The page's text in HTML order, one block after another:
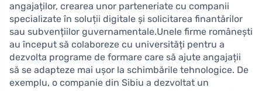
angajaților, crearea unor parteneriate cu companii
specializate în soluții digitale și solicitarea finantărilor
sau subvențiilor guvernamentale.Unele firme românești
au început să colaboreze cu universități pentru a
dezvolta programe de formare care să ajute angajații
să se adapteze mai ușor la schimbările tehnologice. De
exemplu, o companie din Sibiu a dezvoltat un